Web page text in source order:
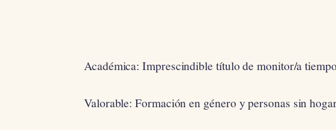
Académica: Imprescindible título de monitor/a
Valorable: Formación en género y personas sin